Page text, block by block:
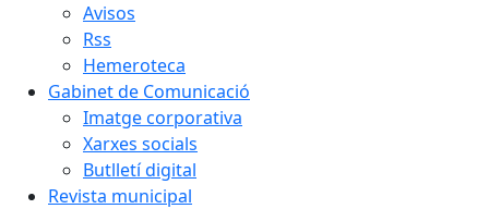
Avisos
Rss
Hemeroteca
Gabinet de Comunicació
Imatge corporativa
Xarxes socials
Butlletí digital
Revista municipal